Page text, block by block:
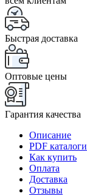
Быстрая доставка
Оптовые цены
Гарантия качества
Описание
PDF каталоги
Как купить
Оплата
Доставка
Отзывы